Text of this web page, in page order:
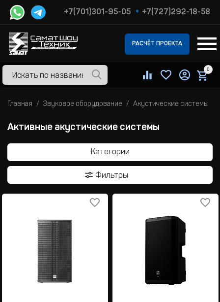
+7(701)301-95-05 +7(727)292-18-58
РАСЧЁТ ПРОЕКТА
0
Главная Звуковое оборудование Акустические системы
Активные акустические системы
Категории
Фильтры